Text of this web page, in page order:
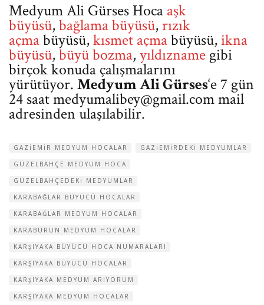
Medyum Ali Gürses Hoca aşk
büyüsü, bağlama büyüsü, rızık
açmabüyüsü, kısmet açmabüyüsü, ikna
büyüsü, büyü bozma, yıldızname gibi
birçok konuda çalışmalarını
yürütüyor. Medyum Ali Gürses‘e 7 gün
24 saatmedyumalibey@gmail.commail
adresinden ulaşılabilir.
GAZIEMIR MEDYUM HOCALAR
GAZIEMIRDEKI MEDYUMLAR
GÜZELBAHÇE MEDYUM HOCA
GÜZELBAHÇEDEKI MEDYUMLAR
KARABAĞLAR BÜYÜCÜ HOCALAR
KARABAĞLAR MEDYUM HOCALAR
KARABURUN MEDYUM HOCALAR
KARŞIYAKA BÜYÜCÜ HOCA NUMARALARI
KARŞIYAKA BÜYÜCÜ HOCALAR
KARŞIYAKA MEDYUM ARIYORUM
KARŞIYAKA MEDYUM HOCALAR